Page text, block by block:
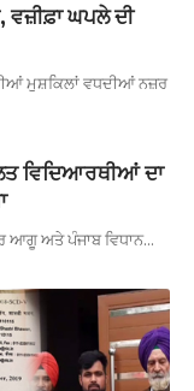
ਘਪਲੇ ਦੀ
ਮੁਸ਼ਕਿਲਾਂ ਵਧਦੀਆਂ ਨਜ਼ਰ
ਵਿਦਿਆਰਥੀਆਂ ਦਾ
ਆਗੂ ਅਤੇ ਪੰਜਾਬ ਵਿਧਾਨ…